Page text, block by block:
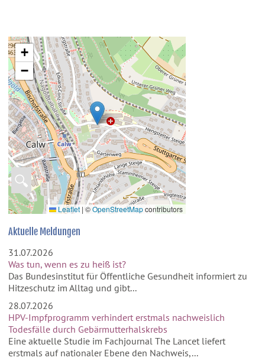
🔍
+
−
Leaflet | ©OpenStreetMapcontributors
Aktuelle Meldungen
31.07.2026
Was tun, wenn es zu heiß ist?
Das Bundesinstitut für Öffentliche Gesundheit informiert zu
Hitzeschutz im Alltag und gibt...
28.07.2026
HPV-Impfprogramm verhindert erstmals nachweislich
Todesfälle durch Gebärmutterhalskrebs
Eine aktuelle Studie im Fachjournal The Lancet liefert
erstmals auf nationaler Ebene den Nachweis,...